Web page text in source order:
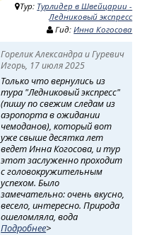
Тур: Турлидер в Швейцарии -
Ледниковый экспресс
Гид:Инна Когосова
Горелик Александра и Гуревич
Игорь, 17 июля 2025
Только что вернулись из
тура "Ледниковый экспресс"
(пишу по свежим следам из
аэропорта в ожидании
чемоданов), который вот
уже свыше десятка лет
ведет Инна Когосова, и тур
этот заслуженно проходит
с головокружительным
успехом. Было
замечательно: очень вкусно,
весело, интересно. Природа
ошеломляла, вода
Подробнее>